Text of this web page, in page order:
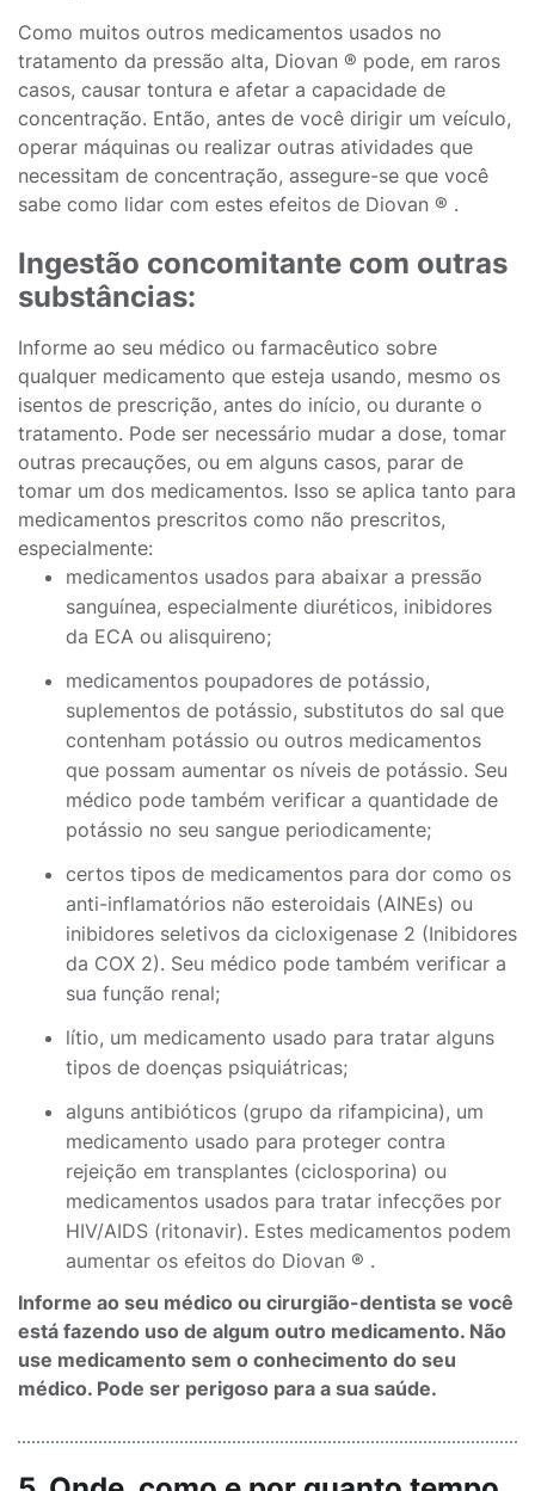
Como muitos outros medicamentos usados no
tratamento da pressão alta, Diovan ® pode, em raros
casos, causar tontura e afetar a capacidade de
concentração. Então, antes de você dirigir um veículo,
operar máquinas ou realizar outras atividades que
necessitam de concentração, assegure-se que você
sabe como lidar com estes efeitos de Diovan ® .
Ingestão concomitante com outras
substâncias:
Informe ao seu médico ou farmacêutico sobre
qualquer medicamento que esteja usando, mesmo os
isentos de prescrição, antes do início, ou durante o
tratamento. Pode ser necessário mudar a dose, tomar
outras precauções, ou em alguns casos, parar de
tomar um dos medicamentos. Isso se aplica tanto para
medicamentos prescritos como não prescritos,
especialmente:
medicamentos usados para abaixar a pressão
sanguínea, especialmente diuréticos, inibidores
da ECA ou alisquireno;
medicamentos poupadores de potássio,
suplementos de potássio, substitutos do sal que
contenham potássio ou outros medicamentos
que possam aumentar os níveis de potássio. Seu
médico pode também verificar a quantidade de
potássio no seu sangue periodicamente;
certos tipos de medicamentos para dor como os
anti-inflamatórios não esteroidais (AINEs) ou
inibidores seletivos da cicloxigenase 2 (Inibidores
da COX 2). Seu médico pode também verificar a
sua função renal;
lítio, um medicamento usado para tratar alguns
tipos de doenças psiquiátricas;
alguns antibióticos (grupo da rifampicina), um
medicamento usado para proteger contra
rejeição em transplantes (ciclosporina) ou
medicamentos usados para tratar infecções por
HIV/AIDS (ritonavir). Estes medicamentos podem
aumentar os efeitos do Diovan ® .
Informe ao seu médico ou cirurgião-dentista se você
está fazendo uso de algum outro medicamento. Não
use medicamento sem o conhecimento do seu
médico. Pode ser perigoso para a sua saúde.